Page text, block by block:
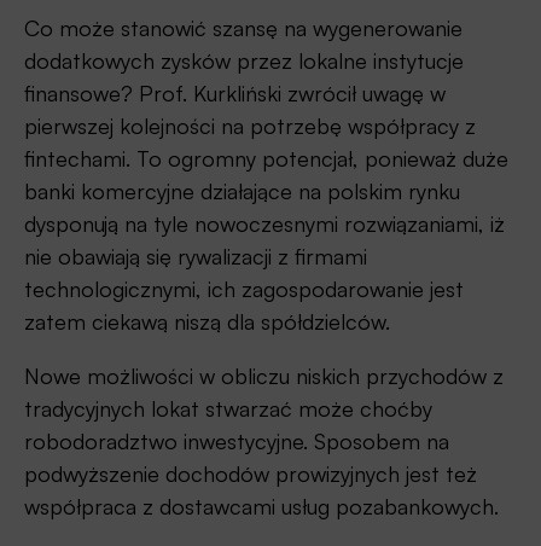
Co może stanowić szansę na wygenerowanie
dodatkowych zysków przez lokalne instytucje
finansowe? Prof. Kurkliński zwrócił uwagę w
pierwszej kolejności na potrzebę współpracy z
fintechami. To ogromny potencjał, ponieważ duże
banki komercyjne działające na polskim rynku
dysponują na tyle nowoczesnymi rozwiązaniami, iż
nie obawiają się rywalizacji z firmami
technologicznymi, ich zagospodarowanie jest
zatem ciekawą niszą dla spółdzielców.
Nowe możliwości w obliczu niskich przychodów z
tradycyjnych lokat stwarzać może choćby
robodoradztwo inwestycyjne. Sposobem na
podwyższenie dochodów prowizyjnych jest też
współpraca z dostawcami usług pozabankowych.